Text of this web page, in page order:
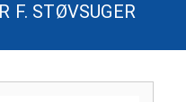
F. STØVSUGER